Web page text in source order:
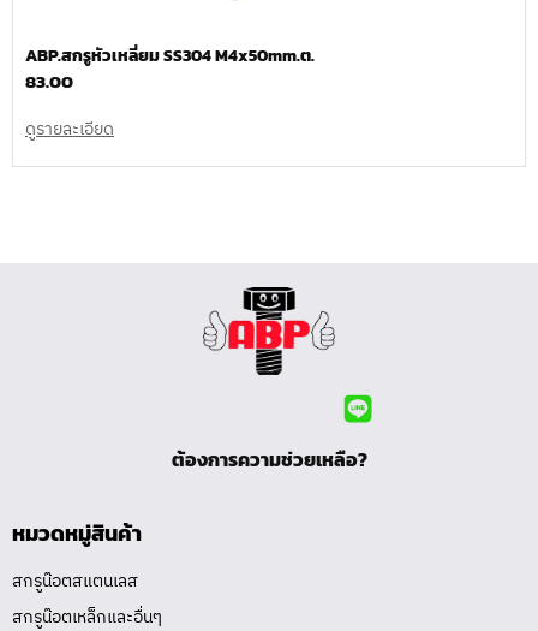
ABP.สกรูหัวเหลี่ยม SS304 M4x50mm.ต.
83.00
ดูรายละเอียด
ต้องการความช่วยเหลือ?
หมวดหมู่สินค้า
สกรูน๊อตสแตนเลส
สกรูน๊อตเหล็กและอื่นๆ